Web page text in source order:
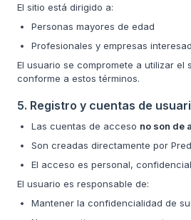
El sitio está dirigido a:
Personas mayores de edad
Profesionales y empresas
El usuario se compromete a utilizar el
conforme a estos términos.
5. Registro y cuentas de
Las cuentas de acceso no son de
Son creadas directamente por
El acceso es personal,
El usuario es responsable de:
Mantener la confidencialidad de